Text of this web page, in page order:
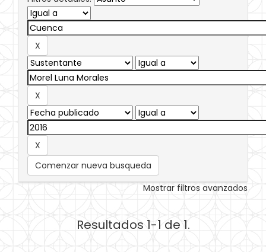
Comenzar nueva busqueda
Mostrar filtros avanzados
Resultados 1-1 de 1.